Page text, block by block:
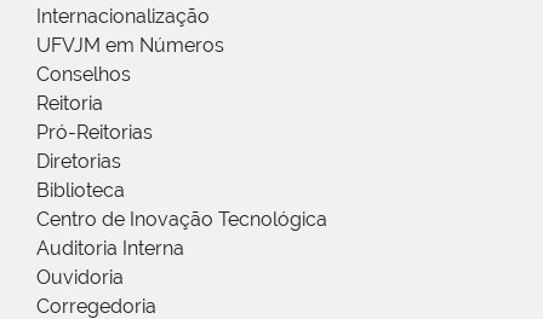
Internacionalização
UFVJM em Números
Conselhos
Reitoria
Pró-Reitorias
Diretorias
Biblioteca
Centro de Inovação Tecnológica
Auditoria Interna
Ouvidoria
Corregedoria